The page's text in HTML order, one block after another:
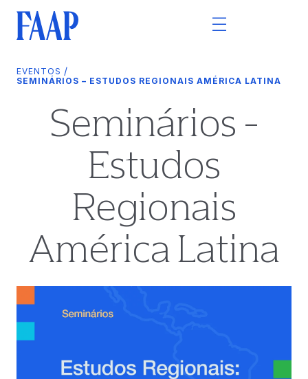
EVENTOS /
SEMINÁRIOS – ESTUDOS REGIONAIS AMÉRICA LATINA
Seminários -
Estudos
Regionais
América Latina